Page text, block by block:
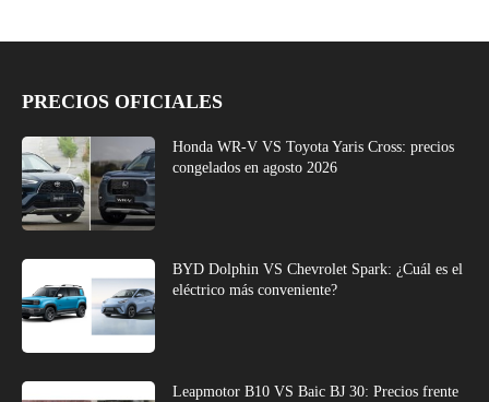
PRECIOS OFICIALES
Honda WR-V VS Toyota Yaris Cross: precios
congelados en agosto 2026
BYD Dolphin VS Chevrolet Spark: ¿Cuál es el
eléctrico más conveniente?
Leapmotor B10 VS Baic BJ 30: Precios frente